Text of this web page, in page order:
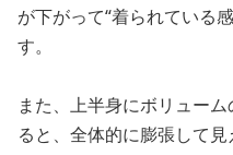
が下がって“着られている
す。
また、上半身にボリュー
ると、全体的に膨張して見